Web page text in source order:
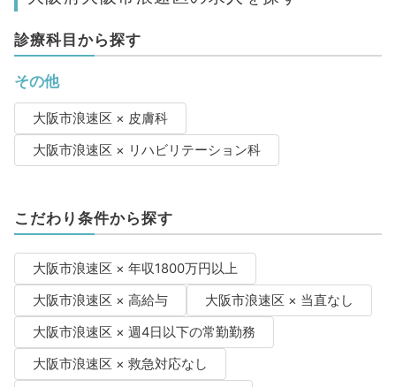
診療科目から探す
その他
大阪市浪速区 × 皮膚科
大阪市浪速区 × リハビリテーション科
こだわり条件から探す
大阪市浪速区 × 年収1800万円以上
大阪市浪速区 × 高給与
大阪市浪速区 × 当直なし
大阪市浪速区 × 週4日以下の常勤勤務
大阪市浪速区 × 救急対応なし